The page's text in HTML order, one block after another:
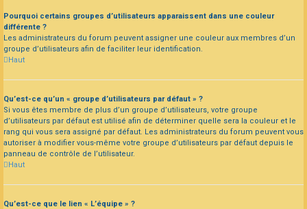
Pourquoi certains groupes d’utilisateurs apparaissent dans une couleur
différente ?
Les administrateurs du forum peuvent assigner une couleur aux membres d’un
groupe d’utilisateurs afin de faciliter leur identification.
Haut
Qu’est-ce qu’un « groupe d’utilisateurs par défaut » ?
Si vous êtes membre de plus d’un groupe d’utilisateurs, votre groupe
d’utilisateurs par défaut est utilisé afin de déterminer quelle sera la couleur et le
rang qui vous sera assigné par défaut. Les administrateurs du forum peuvent vous
autoriser à modifier vous-même votre groupe d’utilisateurs par défaut depuis le
panneau de contrôle de l’utilisateur.
Haut
Qu’est-ce que le lien « L’équipe » ?